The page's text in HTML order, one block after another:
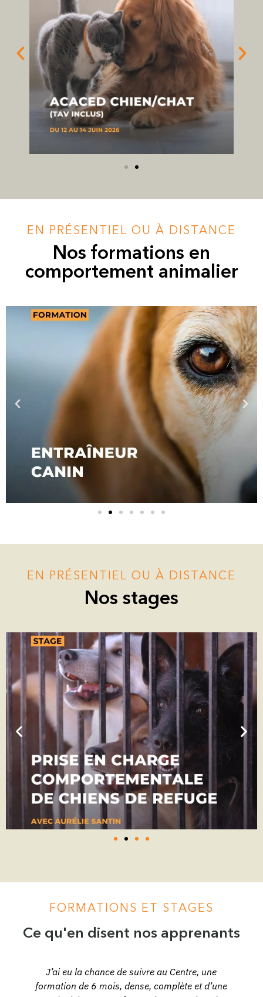
EN PRÉSENTIEL OU À DISTANCE
Nos formations en
comportement animalier
EN PRÉSENTIEL OU À DISTANCE
Nos stages
FORMATIONS ET STAGES
Ce qu'en disent nos apprenants
J’ai eu la chance de suivre au Centre, une
formation de 6 mois, dense, complète et d’une